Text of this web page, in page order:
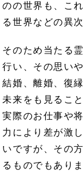
のの世界も、こ
る世界などの異
そのため当たる
行い、その思い
結婚、離婚、復
未来をも見るこ
実際のお仕事や
力により差が激
いですが、その
るものでもありま